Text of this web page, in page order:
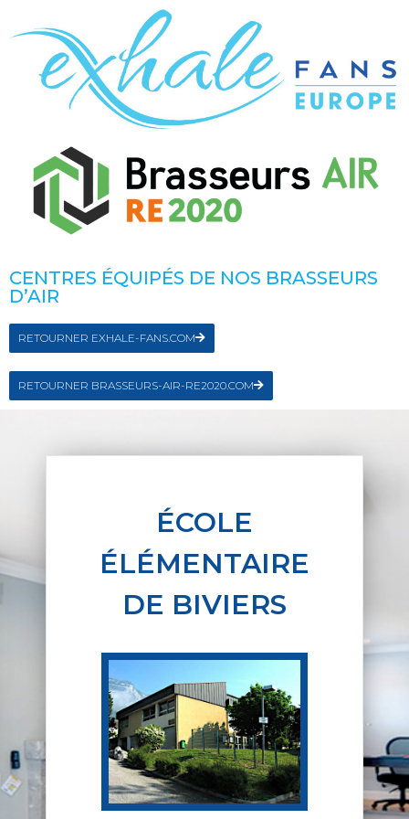
CENTRES ÉQUIPÉS DE NOS BRASSEURS
D’AIR
RETOURNER EXHALE-FANS.COM
RETOURNER BRASSEURS-AIR-RE2020.COM
ÉCOLE
ÉLÉMENTAIRE
DE BIVIERS